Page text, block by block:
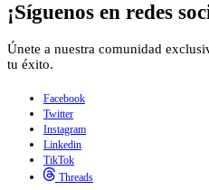
¡Síguenos en redes
Únete a nuestra comunidad
tu éxito.
Facebook
Twitter
Instagram
Linkedin
TikTok
Threads